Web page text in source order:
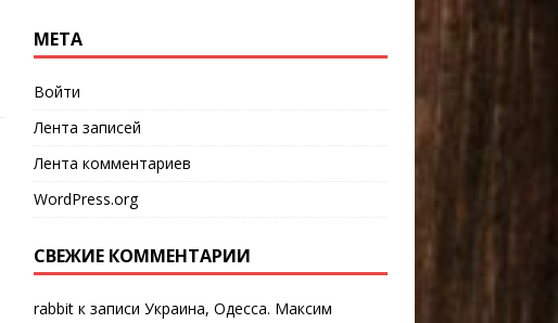
МЕТА
Войти
Лента записей
Лента комментариев
WordPress.org
СВЕЖИЕ КОММЕНТАРИИ
rabbitк записи Украина, Одесса. Максим